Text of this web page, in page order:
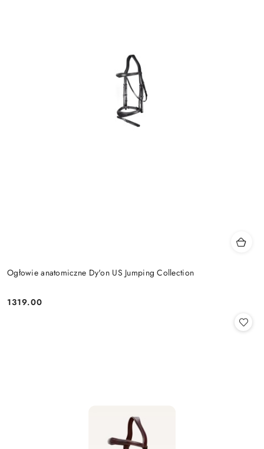
Ogłowie anatomiczne Dy'on US Jumping Collection
Cena:
1319.00